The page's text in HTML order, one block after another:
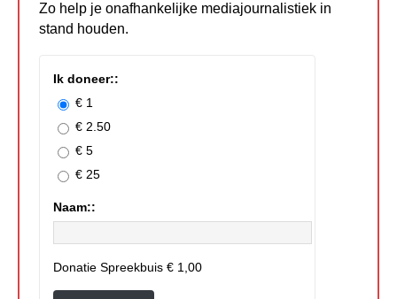
Zo help je onafhankelijke mediajournalistiek in
stand houden.
Ik doneer::
€ 1
€ 2.50
€ 5
€ 25
Naam::
Donatie Spreekbuis € 1,00